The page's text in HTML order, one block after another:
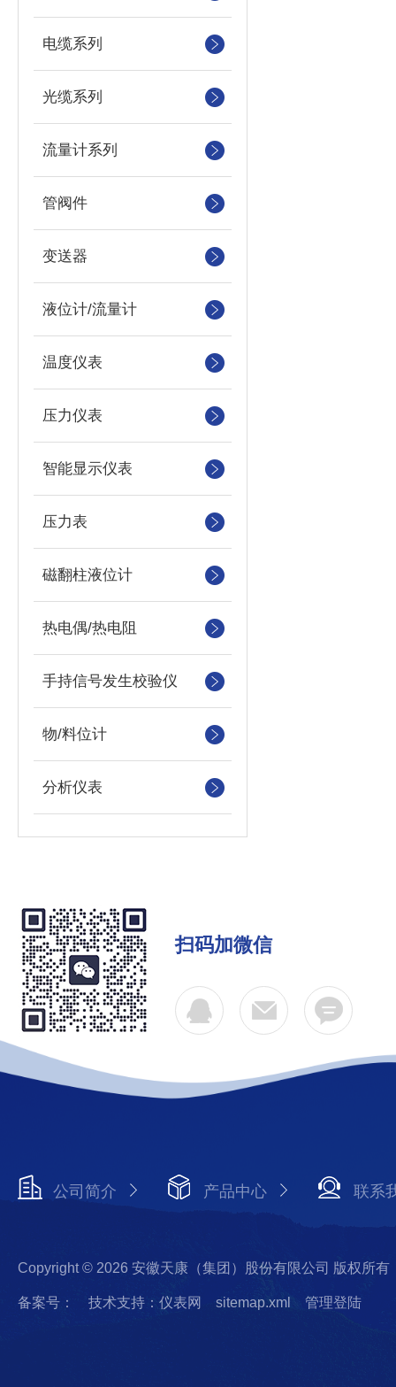
电缆系列
光缆系列
流量计系列
管阀件
变送器
液位计/流量计
温度仪表
压力仪表
智能显示仪表
压力表
磁翻柱液位计
热电偶/热电阻
手持信号发生校验仪
物/料位计
分析仪表
扫码加微信
公司简介 产品中心 联系
Copyright © 2026 安徽天康（集团）股份有限公司 版权所有
备案号： 技术支持：仪表网 sitemap.xml 管理登陆